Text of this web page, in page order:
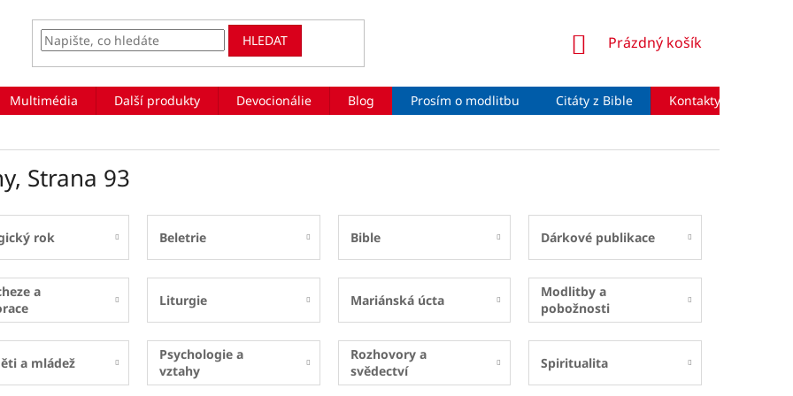
HLEDAT
NÁKUPNÍ
Prázdný košík
Multimédia Další produkty Devocionálie Blog Prosím o modlitbu Citáty z Bible Kontakty
, Strana 93
rok Beletrie Bible Dárkové publikace
a
Liturgie Mariánská úcta
Modlitby a
pobožnosti
a mládež
Psychologie a
vztahy
Rozhovory a
svědectví
Spiritualita